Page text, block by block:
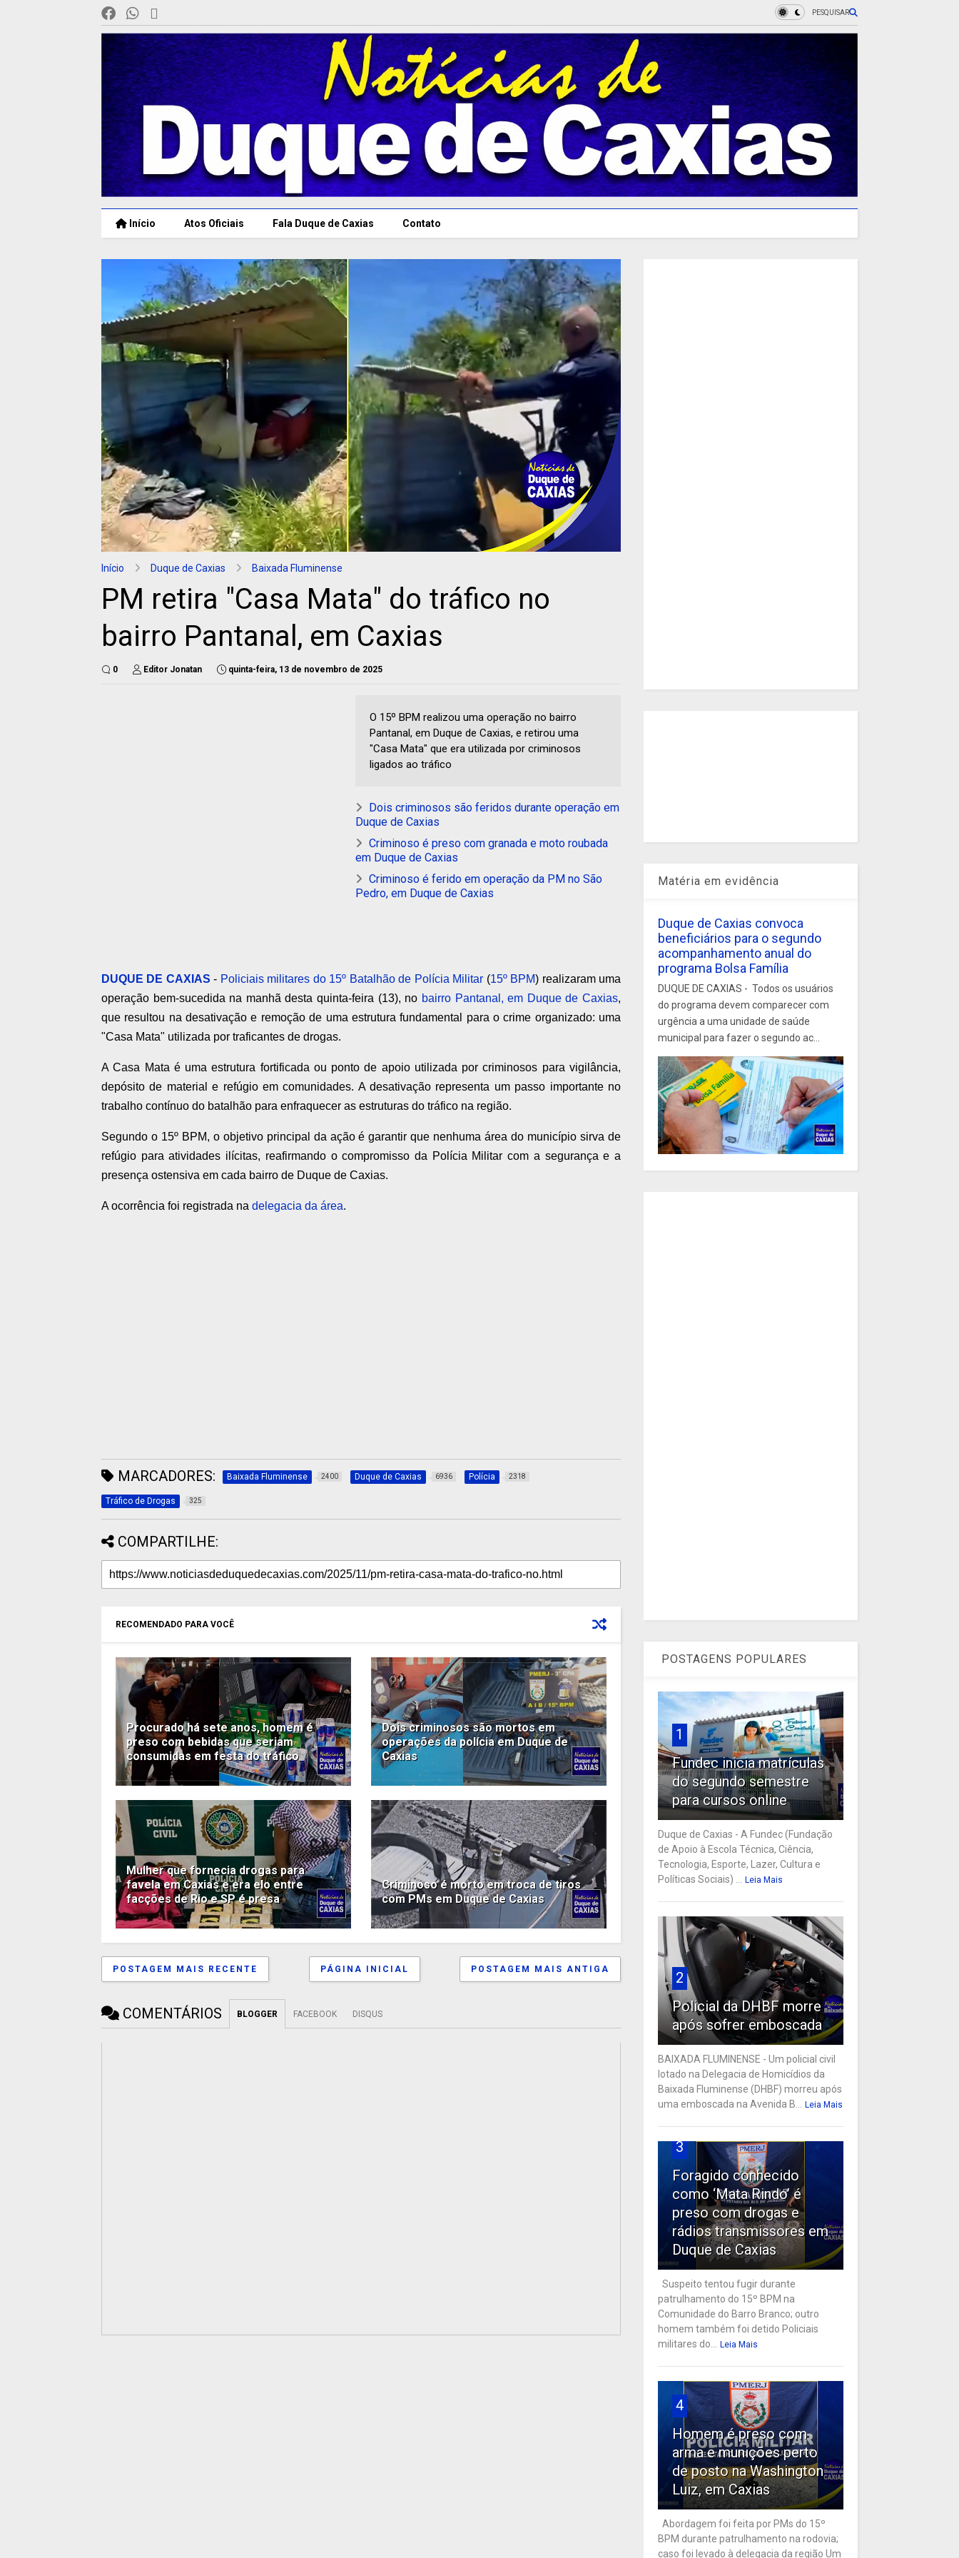
PESQUISAR
Início Atos Oficiais Fala Duque de Caxias Contato
Início Duque de Caxias Baixada Fluminense
PM retira "Casa Mata" do tráfico no
bairro Pantanal, em Caxias
0 Editor Jonatan quinta-feira, 13 de novembro de 2025
O 15º BPM realizou uma operação no bairro
Pantanal, em Duque de Caxias, e retirou uma
"Casa Mata" que era utilizada por criminosos
ligados ao tráfico
Dois criminosos são feridos durante operação em
Duque de Caxias
Criminoso é preso com granada e moto roubada
em Duque de Caxias
Criminoso é ferido em operação da PM no São
Pedro, em Duque de Caxias
DUQUE DE CAXIAS - Policiais militares do 15º Batalhão de Polícia Militar (15º BPM) realizaram uma
operação bem-sucedida na manhã desta quinta-feira (13), no bairro Pantanal, em Duque de Caxias,
que resultou na desativação e remoção de uma estrutura fundamental para o crime organizado: uma
"Casa Mata" utilizada por traficantes de drogas.
A Casa Mata é uma estrutura fortificada ou ponto de apoio utilizada por criminosos para vigilância,
depósito de material e refúgio em comunidades. A desativação representa um passo importante no
trabalho contínuo do batalhão para enfraquecer as estruturas do tráfico na região.
Segundo o 15º BPM, o objetivo principal da ação é garantir que nenhuma área do município sirva de
refúgio para atividades ilícitas, reafirmando o compromisso da Polícia Militar com a segurança e a
presença ostensiva em cada bairro de Duque de Caxias.
A ocorrência foi registrada na delegacia da área.
MARCADORES: Baixada Fluminense 2400 Duque de Caxias 6936 Polícia 2318
Tráfico de Drogas 325
COMPARTILHE:
RECOMENDADO PARA VOCÊ
Procurado há sete anos, homem é
preso com bebidas que seriam
consumidas em festa do tráfico
Dois criminosos são mortos em
operações da polícia em Duque de
Caxias
Mulher que fornecia drogas para
favela em Caxias e era elo entre
facções de Rio e SP é presa
Criminoso é morto em troca de tiros
com PMs em Duque de Caxias
POSTAGEM MAIS RECENTE POSTAGEM MAIS ANTIGA
PÁGINA INICIAL
COMENTÁRIOS BLOGGER FACEBOOK DISQUS
Matéria em evidência
Duque de Caxias convoca
beneficiários para o segundo
acompanhamento anual do
programa Bolsa Família
DUQUE DE CAXIAS - Todos os usuários
do programa devem comparecer com
urgência a uma unidade de saúde
municipal para fazer o segundo ac...
POSTAGENS POPULARES
1
Fundec inicia matrículas
do segundo semestre
para cursos online
Duque de Caxias - A Fundec (Fundação
de Apoio à Escola Técnica, Ciência,
Tecnologia, Esporte, Lazer, Cultura e
Políticas Sociais) ...
Leia Mais
2
Policial da DHBF morre
após sofrer emboscada
BAIXADA FLUMINENSE - Um policial civil
lotado na Delegacia de Homicídios da
Baixada Fluminense (DHBF) morreu após
uma emboscada na Avenida B...
Leia Mais
3
Foragido conhecido
como ‘Mata Rindo’ é
preso com drogas e
rádios transmissores em
Duque de Caxias
Suspeito tentou fugir durante
patrulhamento do 15º BPM na
Comunidade do Barro Branco; outro
homem também foi detido Policiais
militares do...
Leia Mais
4
Homem é preso com
arma e munições perto
de posto na Washington
Luiz, em Caxias
Abordagem foi feita por PMs do 15º
BPM durante patrulhamento na rodovia;
caso foi levado à delegacia da região Um